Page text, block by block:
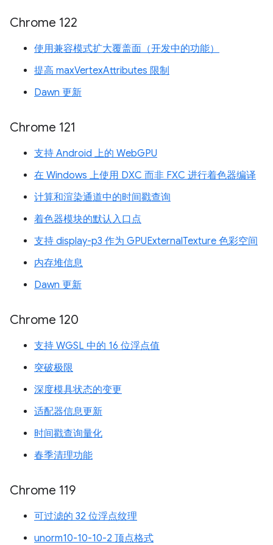
Chrome 122
使用兼容模式扩大覆盖面（开发中的功能）
提高 maxVertexAttributes 限制
Dawn 更新
Chrome 121
支持 Android 上的 WebGPU
在 Windows 上使用 DXC 而非 FXC 进行着色器编译
计算和渲染通道中的时间戳查询
着色器模块的默认入口点
支持 display-p3 作为 GPUExternalTexture 色彩空间
内存堆信息
Dawn 更新
Chrome 120
支持 WGSL 中的 16 位浮点值
突破极限
深度模具状态的变更
适配器信息更新
时间戳查询量化
春季清理功能
Chrome 119
可过滤的 32 位浮点纹理
unorm10-10-10-2 顶点格式